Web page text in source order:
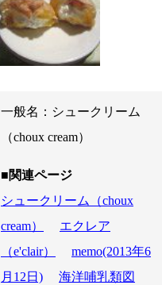
一般名：シュークリーム
（choux cream）
■関連ページ
シュークリーム（choux
cream）
エクレア
（e'clair）
memo(2013年6
月12日)
海洋哺乳類図